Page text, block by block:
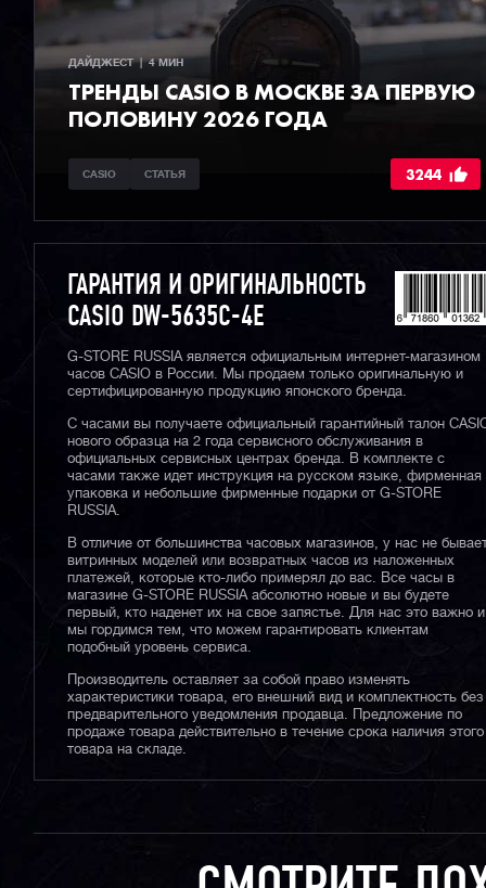
ДАЙДЖЕСТ  |  4 МИН
ТРЕНДЫ CASIO В МОСКВЕ ЗА ПЕРВУЮ
ПОЛОВИНУ 2026 ГОДА
CASIO СТАТЬЯ 3244
ГАРАНТИЯ И ОРИГИНАЛЬНОСТЬ
CASIO DW-5635C-4E
G-STORE RUSSIA является официальным интернет-магазином
часов CASIO в России. Мы продаем только оригинальную и
сертифицированную продукцию японского бренда.
С часами вы получаете официальный гарантийный талон
нового образца на 2 года сервисного обслуживания в
официальных сервисных центрах бренда. В комплекте с
часами также идет инструкция на русском языке, фирменная
упаковка и небольшие фирменные подарки от G-STORE
RUSSIA.
В отличие от большинства часовых магазинов, у нас не
витринных моделей или возвратных часов из наложенных
платежей, которые кто-либо примерял до вас. Все часы в
магазине G-STORE RUSSIA абсолютно новые и вы будете
первый, кто наденет их на свое запястье. Для нас это важно и
мы гордимся тем, что можем гарантировать клиентам
подобный уровень сервиса.
Производитель оставляет за собой право изменять
характеристики товара, его внешний вид и комплектность без
предварительного уведомления продавца. Предложение по
продаже товара действительно в течение срока наличия этого
товара на складе.